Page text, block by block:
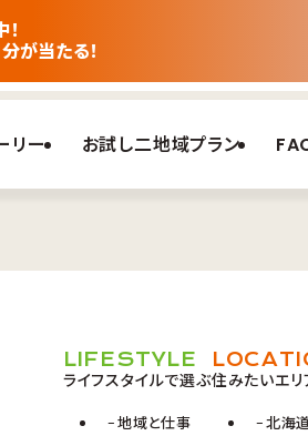
当たる！
リー お試し二地域プラン
LIFESTYLE
ライフスタイルで選ぶ
地域と仕事
住みたいエ
北海道